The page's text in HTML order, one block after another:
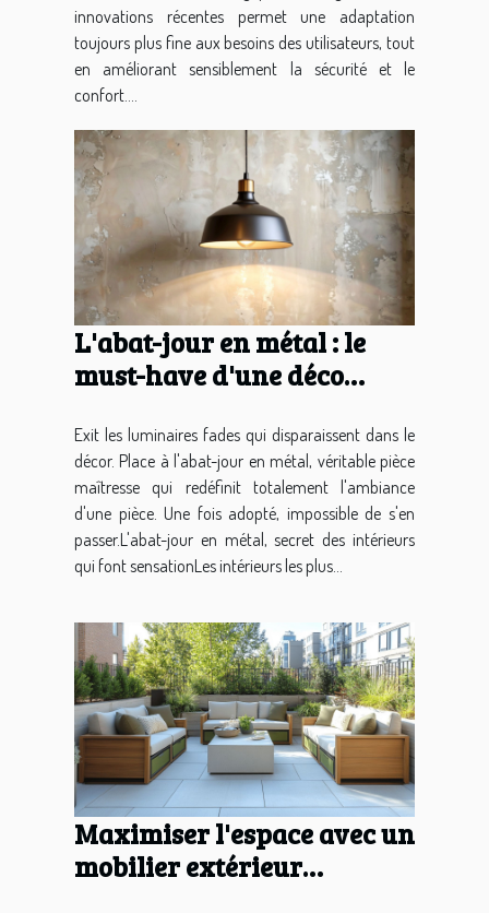
innovations récentes permet une adaptation
toujours plus fine aux besoins des utilisateurs, tout
en améliorant sensiblement la sécurité et le
confort....
L'abat-jour en métal : le
must-have d'une déco
Exit les luminaires fades qui disparaissent dans le
décor. Place à l'abat-jour en métal, véritable pièce
maîtresse qui redéfinit totalement l'ambiance
d'une pièce. Une fois adopté, impossible de s'en
passer.L'abat-jour en métal, secret des intérieurs
qui font sensationLes intérieurs les plus...
Maximiser l'espace avec un
mobilier extérieur